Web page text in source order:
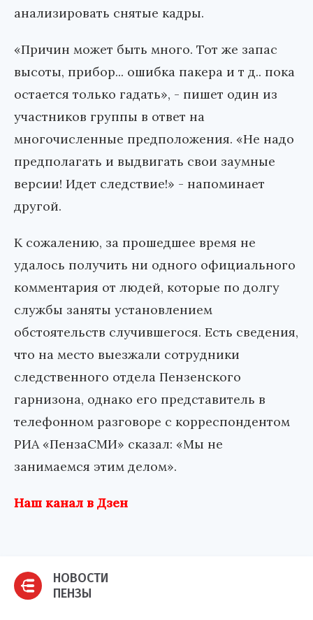
анализировать снятые кадры.
«Причин может быть много. Тот же запас
высоты, прибор... ошибка пакера и т д.. пока
остается только гадать», - пишет один из
участников группы в ответ на
многочисленные предположения. «Не надо
предполагать и выдвигать свои заумные
версии! Идет следствие!» - напоминает
другой.
К сожалению, за прошедшее время не
удалось получить ни одного официального
комментария от людей, которые по долгу
службы заняты установлением
обстоятельств случившегося. Есть сведения,
что на место выезжали сотрудники
следственного отдела Пензенского
гарнизона, однако его представитель в
телефонном разговоре с корреспондентом
РИА «ПензаСМИ» сказал: «Мы не
занимаемся этим делом».
Наш канал в Дзен
НОВОСТИ
ПЕНЗЫ